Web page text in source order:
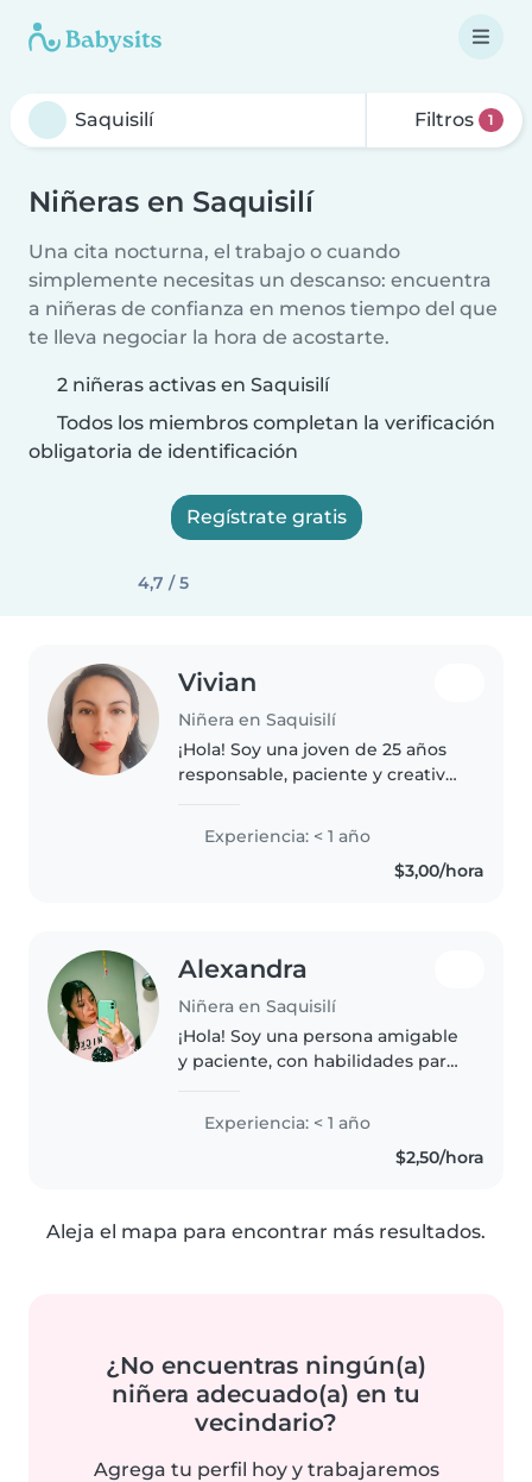
Filtros 1
Niñeras en Saquisilí
Una cita nocturna, el trabajo o cuando
simplemente necesitas un descanso: encuentra
a niñeras de confianza en menos tiempo del que
te lleva negociar la hora de acostarte.
2 niñeras activas en Saquisilí
Todos los miembros completan la verificación
obligatoria de identificación
Regístrate gratis
4,7 / 5
Vivian
Niñera en Saquisilí
¡Hola! Soy una joven de 25 años
responsable, paciente y creativa,
niños. Aunque soy nueva en el
cuidado infantil, tengo
habilidades valiosas como leer,..
Experiencia: < 1 año
$3,00/hora
Alexandra
Niñera en Saquisilí
¡Hola! Soy una persona amigable
y paciente, con habilidades para
cuidando bebés y niños en edad
escolar, y me encanta ayudar..
Experiencia: < 1 año
$2,50/hora
Aleja el mapa para encontrar más resultados.
¿No encuentras ningún(a)
niñera adecuado(a) en tu
vecindario?
Agrega tu perfil hoy y trabajaremos